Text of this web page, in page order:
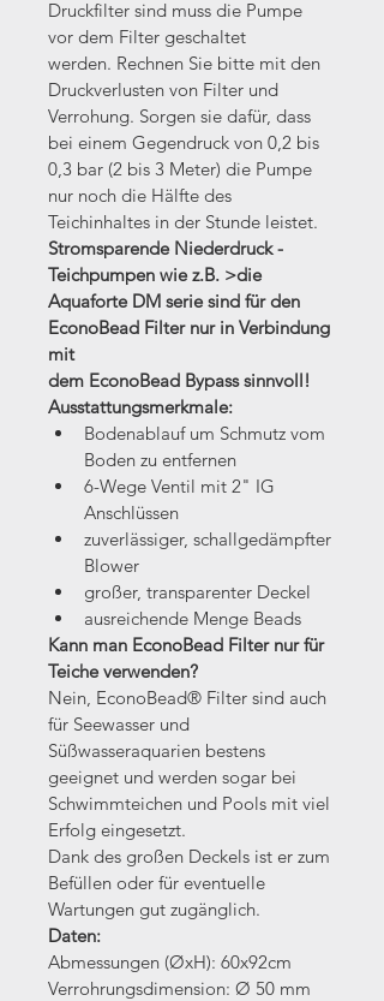
Druckfilter sind muss die Pumpe
vor dem Filter geschaltet
werden. Rechnen Sie bitte mit den
Druckverlusten von Filter und
Verrohung. Sorgen sie dafür, dass
bei einem Gegendruck von 0,2 bis
0,3 bar (2 bis 3 Meter) die Pumpe
nur noch die Hälfte des
Teichinhaltes in der Stunde leistet.
Stromsparende Niederdruck -
Teichpumpen wie z.B. >die
Aquaforte DM serie sind für den
EconoBead Filter nur in Verbindung
mit
dem EconoBead Bypass sinnvoll!
Ausstattungsmerkmale:
Bodenablauf um Schmutz vom
Boden zu entfernen
6-Wege Ventil mit 2" IG
Anschlüssen
zuverlässiger, schallgedämpfter
Blower
großer, transparenter Deckel
ausreichende Menge Beads
Kann man EconoBead Filter nur für
Teiche verwenden?
Nein, EconoBead® Filter sind auch
für Seewasser und
Süßwasseraquarien bestens
geeignet und werden sogar bei
Schwimmteichen und Pools mit viel
Erfolg eingesetzt.
Dank des großen Deckels ist er zum
Befüllen oder für eventuelle
Wartungen gut zugänglich.
Daten:
Abmessungen (ØxH): 60x92cm
Verrohrungsdimension: Ø 50 mm